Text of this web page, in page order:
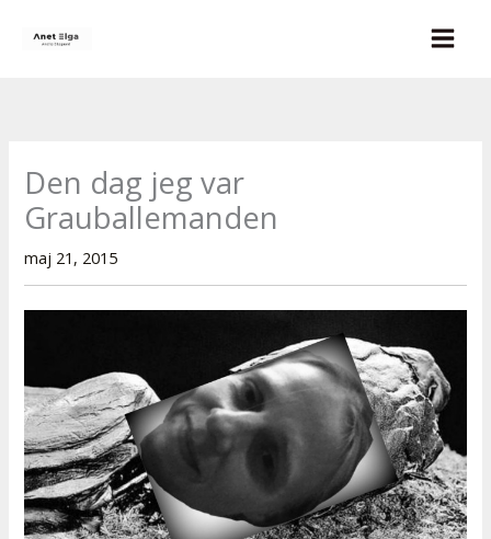
Den dag jeg var
Grauballemanden
maj 21, 2015